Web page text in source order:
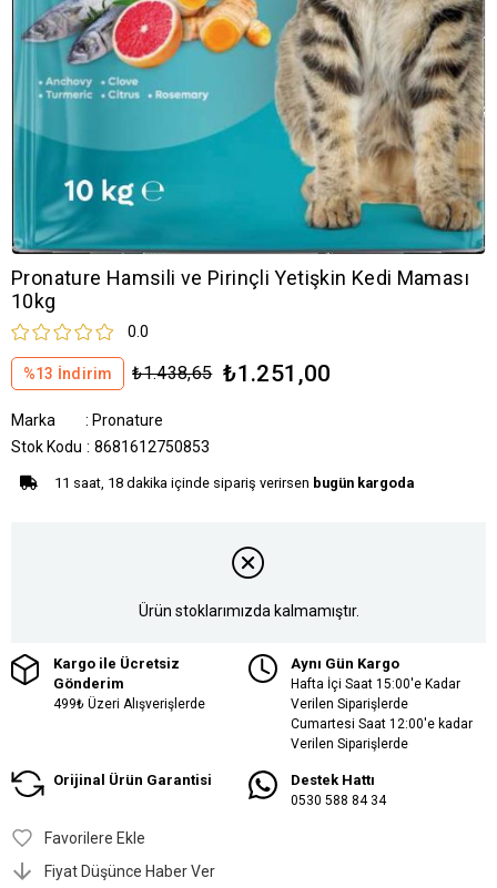
Pronature Hamsili ve Pirinçli Yetişkin Kedi Maması
10kg
0.0
%13 İndirim ₺1.438,65 ₺1.251,00
Marka : Pronature
Stok Kodu
8681612750853
11 saat, 18 dakika içinde sipariş verirsen bugün kargoda
Ürün stoklarımızda kalmamıştır.
Kargo ile Ücretsiz
Gönderim
499₺ Üzeri Alışverişlerde
Aynı Gün Kargo
Hafta İçi Saat 15:00'e Kadar
Verilen Siparişlerde
Cumartesi Saat 12:00'e kadar
Verilen Siparişlerde
Orijinal Ürün Garantisi Destek Hattı
0530 588 84 34
Favorilere Ekle
Fiyat Düşünce Haber Ver